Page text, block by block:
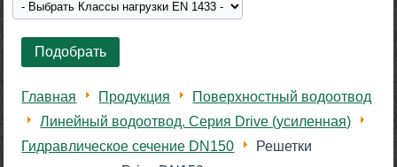
Главная Продукция
Поверхностный водоотвод
Линейный водоотвод. Серия Drive (усиленная)
Гидравлическое сечение DN150
Решетки